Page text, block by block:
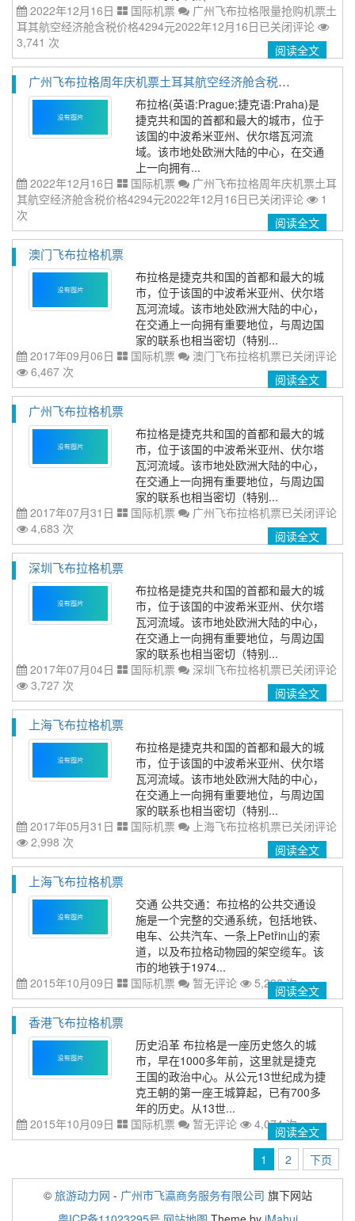
2022年12月16日
国际机票
广州飞布拉格限量抢购机票土
耳其航空经济舱含税价格4294元2022年12月16日已关闭评论
3,741 次
阅读全文
广州飞布拉格周年庆机票土耳其航空经济舱含税价格4294元2022年12月16日
布拉格(英语:Prague;捷克语:Praha)是
捷克共和国的首都和最大的城市，位于
该国的中波希米亚州、伏尔塔瓦河流
域。该市地处欧洲大陆的中心，在交通
上一向拥有...
2022年12月16日
国际机票
广州飞布拉格周年庆机票土耳
其航空经济舱含税价格4294元2022年12月16日已关闭评论
1
次
阅读全文
澳门飞布拉格机票
布拉格是捷克共和国的首都和最大的城
市，位于该国的中波希米亚州、伏尔塔
瓦河流域。该市地处欧洲大陆的中心，
在交通上一向拥有重要地位，与周边国
家的联系也相当密切（特别...
2017年09月06日
国际机票 澳门飞布拉格机票已关闭评论
6,467 次
阅读全文
广州飞布拉格机票
布拉格是捷克共和国的首都和最大的城
市，位于该国的中波希米亚州、伏尔塔
瓦河流域。该市地处欧洲大陆的中心，
在交通上一向拥有重要地位，与周边国
家的联系也相当密切（特别...
2017年07月31日
国际机票 广州飞布拉格机票已关闭评论
4,683 次
阅读全文
深圳飞布拉格机票
布拉格是捷克共和国的首都和最大的城
市，位于该国的中波希米亚州、伏尔塔
瓦河流域。该市地处欧洲大陆的中心，
在交通上一向拥有重要地位，与周边国
家的联系也相当密切（特别...
2017年07月04日
国际机票 深圳飞布拉格机票已关闭评论
3,727 次
阅读全文
上海飞布拉格机票
布拉格是捷克共和国的首都和最大的城
市，位于该国的中波希米亚州、伏尔塔
瓦河流域。该市地处欧洲大陆的中心，
在交通上一向拥有重要地位，与周边国
家的联系也相当密切（特别...
2017年05月31日
国际机票 上海飞布拉格机票已关闭评论
2,998 次
阅读全文
上海飞布拉格机票
交通 公共交通：布拉格的公共交通设
施是一个完整的交通系统，包括地铁、
电车、公共汽车、一条上Petřin山的索
道，以及布拉格动物园的架空缆车。该
市的地铁于1974...
2015年10月09日
国际机票 暂无评论 5,296 次阅读全文
香港飞布拉格机票
历史沿革 布拉格是一座历史悠久的城
市，早在1000多年前，这里就是捷克
王国的政治中心。从公元13世纪成为捷
克王朝的第一座王城算起，已有700多
年的历史。从13世...
2015年10月09日
国际机票 暂无评论 4,074 次阅读全文
1
2 下页
© 旅游动力网 - 广州市飞瀛商务服务有限公司 旗下网站